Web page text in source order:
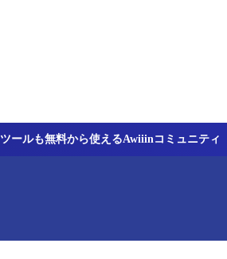
ツールも無料から使えるAwiiinコミュニティ